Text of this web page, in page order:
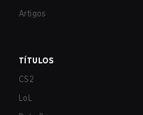
Artigos
TÍTULOS
CS2
LoL